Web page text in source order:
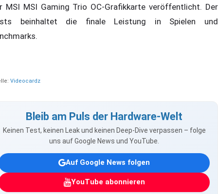
MSI MSI Gaming Trio OC-Grafikkarte veröffentlicht. Der
beinhaltet die finale Leistung in Spielen und
Videocardz
Bleib am Puls der Hardware-Welt
Keinen Test, keinen Leak und keinen Deep-Dive verpassen – folge
uns auf Google News und YouTube.
Auf Google News folgen
YouTube abonnieren